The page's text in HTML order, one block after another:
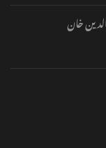
خان